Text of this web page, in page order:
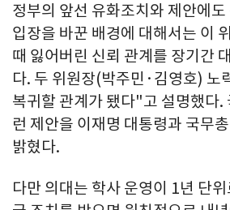
정부의 앞선 유화조치와 제안에
입장을 바꾼 배경에 대해서는 이
때 잃어버린 신뢰 관계를 장기간
다. 두 위원장(박주민·김영호) 노
복귀할 관계가 됐다"고 설명했다.
런 제안을 이재명 대통령과 국무
밝혔다.
다만 의대는 학사 운영이 1년 단